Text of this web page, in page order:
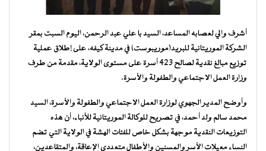
أشرف والي لعصابه المساعد، السيد با علي عبد الرحمن، اليوم السبت بمقر
الشركة الموريتانية للبريد(موريبوست) في مدينة كيفه، على إطلاق عملية
توزيع مبالغ نقدية لصالح 423 أسرة على مستوى الولاية، مقدمة من طرف
وزارة العمل الاجتماعي والطفولة والأسرة.
وأوضح المدير الجهوي لوزارة العمل الاجتماعي والطفولة والأسرة، السيد
محمد سالم ولد أحمد، في تصريح للوكالة الموريتانية للأنباء، أن هذه
التوزيعات النقدية موجهة بشكل خاص للفئات الهشة في الولاية التي تضم
النساء معيلات الأسر والمسنين والأطفال متعددي الإعاقة، والمتقاعدين،